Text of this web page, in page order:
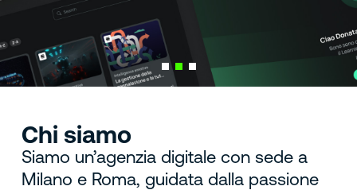
Formazione su misura con l'AI
Chi siamo
Siamo un’agenzia digitale con sede a
Milano e Roma, guidata dalla passione